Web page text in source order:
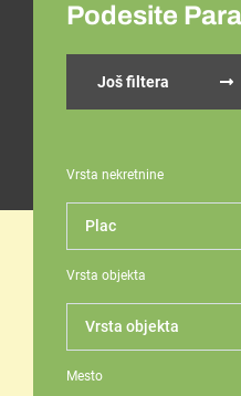
Podesite
Još filtera
Vrsta nekretnine
Vrsta objekta
Mesto